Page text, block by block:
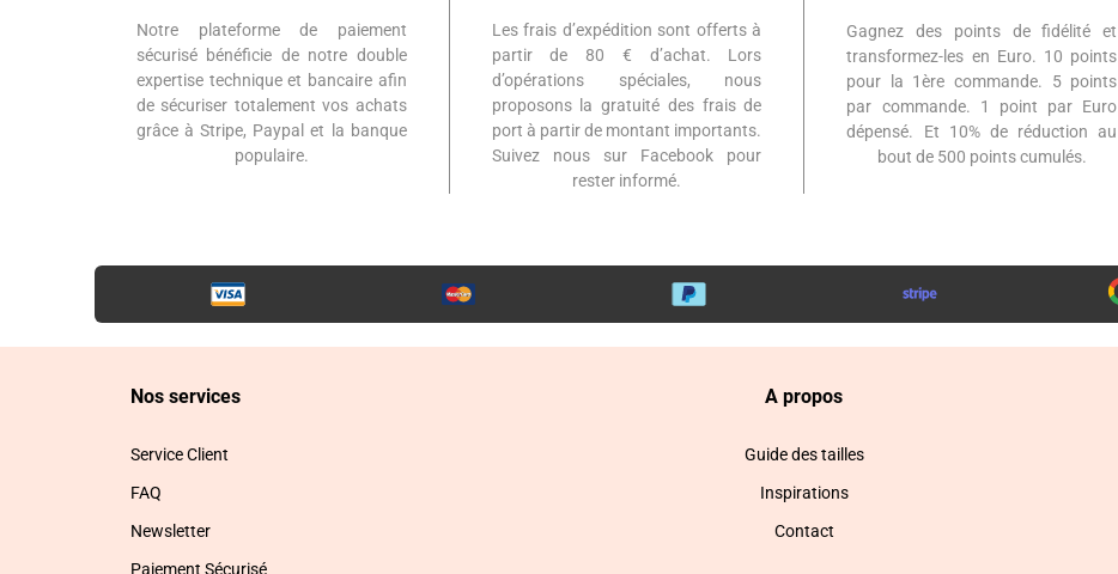
Notre plateforme de paiement
sécurisé bénéficie de notre double
expertise technique et bancaire afin
de sécuriser totalement vos achats
grâce à Stripe, Paypal et la banque
populaire.
Les frais d’expédition sont offerts à
partir de 80 € d’achat. Lors
d’opérations spéciales, nous
proposons la gratuité des frais de
port à partir de montant importants.
Suivez nous sur Facebook pour
rester informé.
Gagnez des points de fidélité et
transformez-les en Euro. 10 points
pour la 1ère commande. 5 points
par commande. 1 point par Euro
dépensé. Et 10% de réduction au
bout de 500 points cumulés.
Nos services
Service Client
FAQ
Newsletter
Paiement Sécurisé
A propos
Guide des tailles
Inspirations
Contact